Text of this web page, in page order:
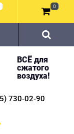
ВСЁ для
сжатого
воздуха!
730-02-90
0